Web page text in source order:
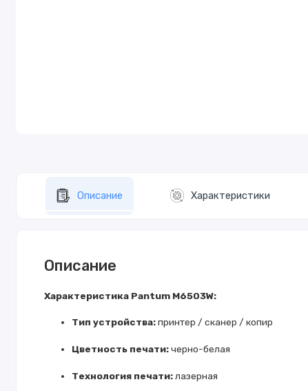
Описание Характеристики
Описание
Характеристика Pantum M6503W:
Тип устройства:принтер / сканер / копир
Цветность печати:черно-белая
Технология печати: лазерная